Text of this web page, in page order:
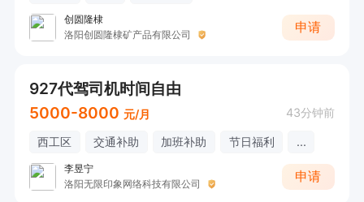
创圆隆棣
洛阳创圆隆棣矿产品有限公司
申请
927代驾司机时间自由
5000-8000 元/月 43分钟前
西工区 交通补助 加班补助 节日福利 ...
李昱宁
洛阳无限印象网络科技有限公司
申请